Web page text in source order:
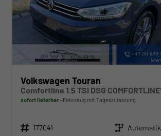
Volkswagen Touran
sofort lieferbar Fahrzeug mit Tageszulassung
Fahrzeugnr. 177041 Getriebe Automatik